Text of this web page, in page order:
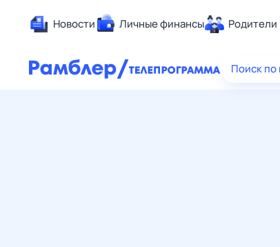
Новости Личные финансы Родители
Поиск по